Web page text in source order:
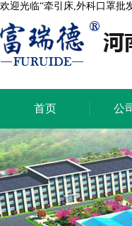
欢迎光临“牵引床,外科口罩批
首页
首页
公
公